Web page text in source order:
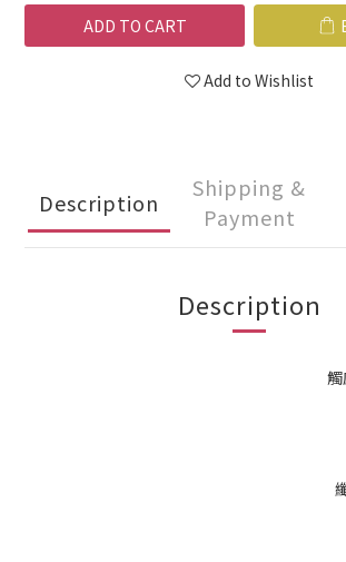
ADD TO CART
Add to Wishlist
Description
Shipping &
Payment
Description